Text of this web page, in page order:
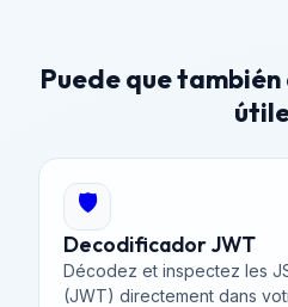
Puede que
🛡️
Decodificador JWT
Décodez et inspectez les
(JWT) directement dans